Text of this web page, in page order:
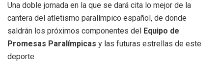
Una doble jornada en la que se dará cita lo mejor de la
cantera del atletismo paralímpico español, de donde
saldrán los próximos componentes del Equipo de
Promesas Paralímpicas y las futuras estrellas de este
deporte.